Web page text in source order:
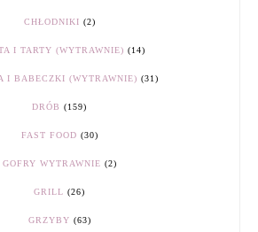
CHŁODNIKI (2)
I TARTY (WYTRAWNIE) (14)
I BABECZKI (WYTRAWNIE) (31)
DRÓB (159)
FAST FOOD (30)
GOFRY WYTRAWNIE (2)
GRILL (26)
GRZYBY (63)